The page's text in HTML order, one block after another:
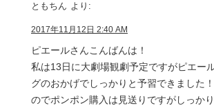
ともちん より:
2017年11月12日 2:40 AM
ピエールさんこんばんは！
私は13日に大劇場観劇予定ですがピエー
グのおかげでしっかりと予習できました
のでポンポン購入は見送りですがしっか